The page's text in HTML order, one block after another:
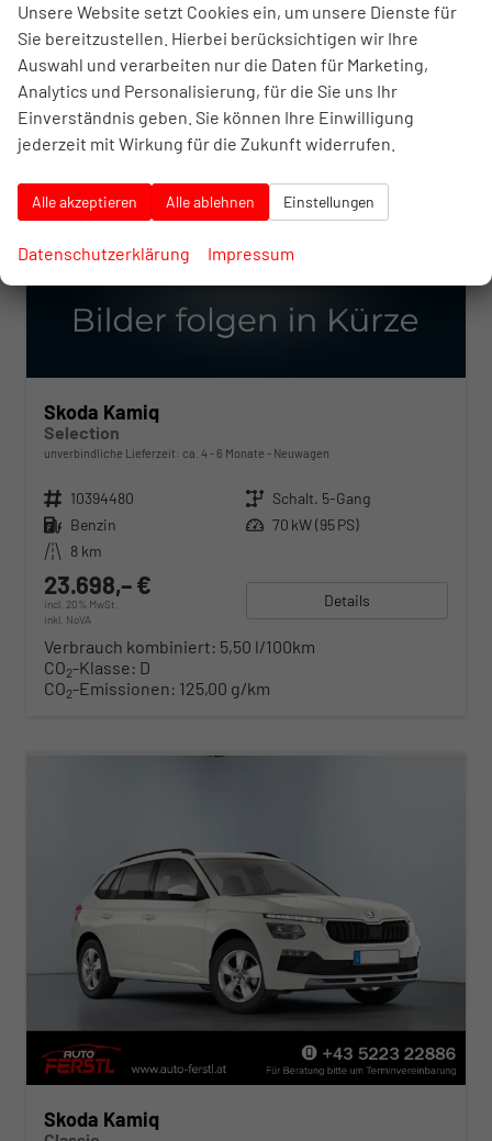
Skoda Kamiq
Selection
unverbindliche Lieferzeit: ca. 4 - 6 Monate Neuwagen
Fahrzeugnr. 10394480 Getriebe Schalt. 5-Gang
Kraftstoff Benzin Leistung 70 kW (95 PS)
Kilometerstand 8 km
23.698,– €
incl. 20% MwSt.
inkl. NoVA
Details
Verbrauch kombiniert: 5,50 l/100km
CO2-Klasse: D
CO2-Emissionen: 125,00 g/km
Skoda Kamiq
Unsere Website setzt Cookies ein, um unsere Dienste für
Sie bereitzustellen. Hierbei berücksichtigen wir Ihre
Auswahl und verarbeiten nur die Daten für Marketing,
Analytics und Personalisierung, für die Sie uns Ihr
Einverständnis geben. Sie können Ihre Einwilligung
jederzeit mit Wirkung für die Zukunft widerrufen.
Alle akzeptieren Alle ablehnen Einstellungen
Datenschutzerklärung Impressum